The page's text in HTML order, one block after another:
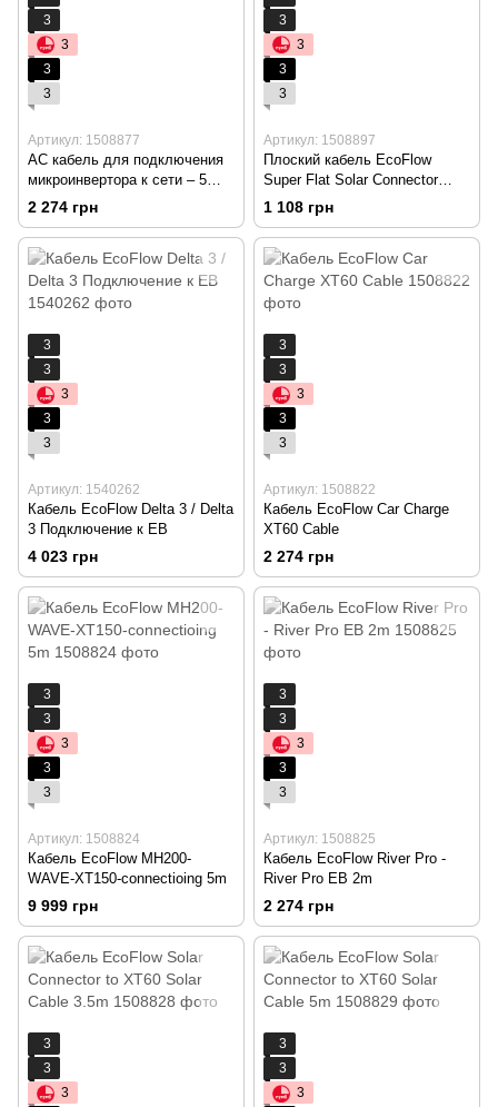
3
3
3
3
Артикул: 1508877
AC кабель для подключения
микроинвертора к сети – 5
метров
2 274 грн
3
3
3
3
Артикул: 1508897
Плоский кабель EcoFlow
Super Flat Solar Connector
Cable
1 108 грн
3
3
3
3
3
Артикул: 1540262
Кабель EcoFlow Delta 3 / Delta
3 Подключение к EB
4 023 грн
3
3
3
3
3
Артикул: 1508822
Кабель EcoFlow Car Charge
XT60 Cable
2 274 грн
3
3
3
3
3
Артикул: 1508824
Кабель EcoFlow MH200-
WAVE-XT150-connectioing 5m
9 999 грн
3
3
3
3
3
Артикул: 1508825
Кабель EcoFlow River Pro -
River Pro EB 2m
2 274 грн
3
3
3
3
3
3